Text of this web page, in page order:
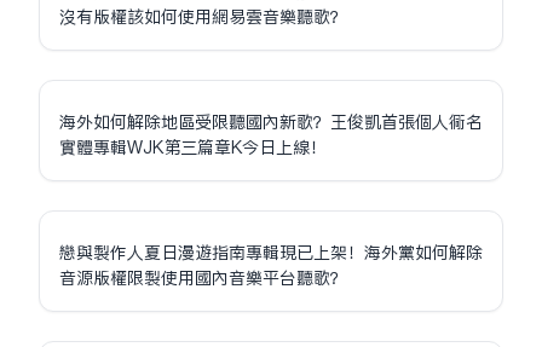
沒有版權該如何使用網易雲音樂聽歌？
海外如何解除地區受限聽國內新歌？王俊凱首張個人同名
實體專輯WJK第三篇章K今日上線！
戀與製作人夏日漫遊指南專輯現已上架！海外黨如何解除
音源版權限制使用國內音樂平台聽歌？